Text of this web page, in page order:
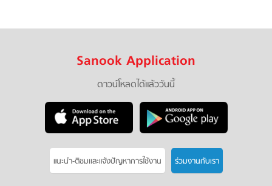
Sanook Application
ดาวน์โหลดได้แล้ววันนี้
แนะนำ-ติชมเเละแจ้งปัญหาการใช้งาน ร่วมงานกับเรา